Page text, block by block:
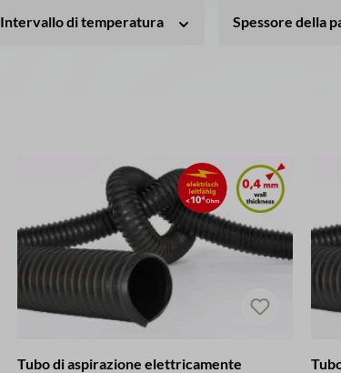
Intervallo di temperatura Spessore della
Tubo di aspirazione elettricamente